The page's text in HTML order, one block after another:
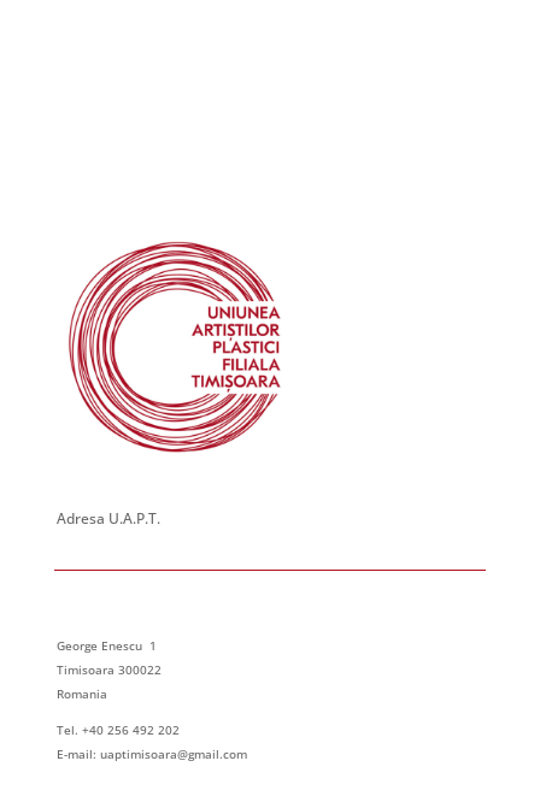
Adresa U.A.P.T.
George Enescu 1
Timisoara 300022
Romania
Tel. +40 256 492 202
E-mail: uaptimisoara@gmail.com